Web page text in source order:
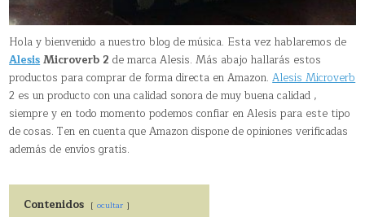
Hola y bienvenido a nuestro blog de música. Esta vez hablaremos de
AlesisMicroverb 2 de marca Alesis. Más abajo hallarás estos
productos para comprar de forma directa en Amazon.Alesis Microverb
2 es un producto con una calidad sonora de muy buena calidad ,
siempre y en todo momento podemos confiar en Alesis para este tipo
de cosas. Ten en cuenta que Amazon dispone de opiniones verificadas
además de envíos gratis.
Contenidos ocultar